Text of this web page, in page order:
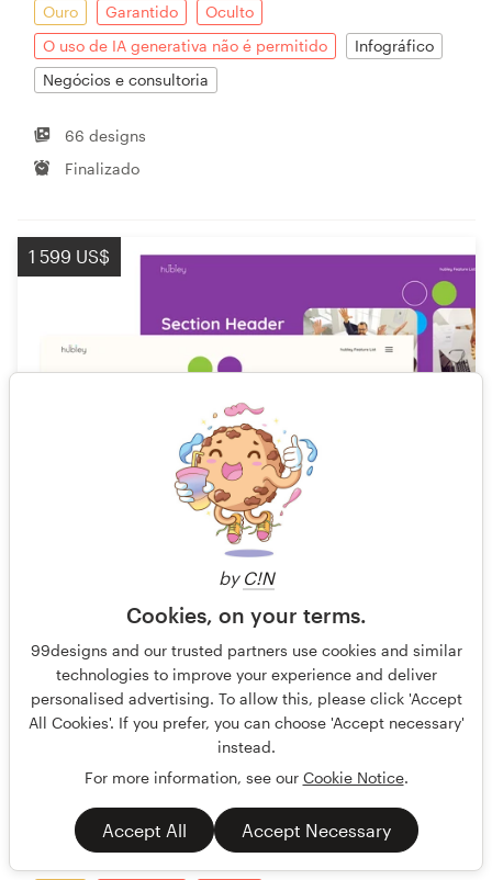
by C!N
Cookies, on your terms.
99designs and our trusted partners use cookies and similar
technologies to improve your experience and deliver
personalised advertising. To allow this, please click 'Accept
All Cookies'. If you prefer, you can choose 'Accept necessary'
instead.
For more information, see our Cookie Notice.
Accept All Accept Necessary
Ouro Garantido
Oculto
O uso de IA generativa não é permitido
Infográfico
Negócios e consultoria
66 designs
Finalizado
1 599 US$
Canva-Editable Intranet Features List Template (B2B
SaaS Infographic Design)
improve communication, collaboration, and engagement
using Microsof